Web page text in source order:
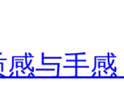
与手